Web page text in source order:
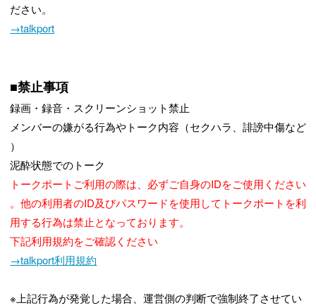
ださい。
→talkport
■禁止事項
録画・録音・スクリーンショット禁止
メンバーの嫌がる行為やトーク内容（セクハラ、誹謗中傷など
）
泥酔状態でのトーク
トークポートご利用の際は、必ずご自身のIDをご使用ください
。他の利用者のID及びパスワードを使用してトークポートを利
用する行為は禁止となっております。
下記利用規約をご確認ください
→talkport利用規約
※上記行為が発覚した場合、運営側の判断で強制終了させてい